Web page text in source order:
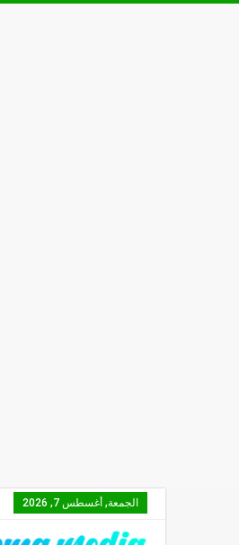
الجمعة, أغسطس 7, 2026